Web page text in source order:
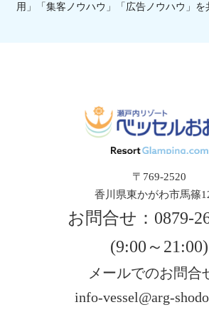
用」「集客ノウハウ」「広告ノウハウ」を
〒769-2520
香川県東かがわ市馬篠
お問合せ： 0879-
(9:00～21:00)
メールでのお問合
info-vessel@arg-